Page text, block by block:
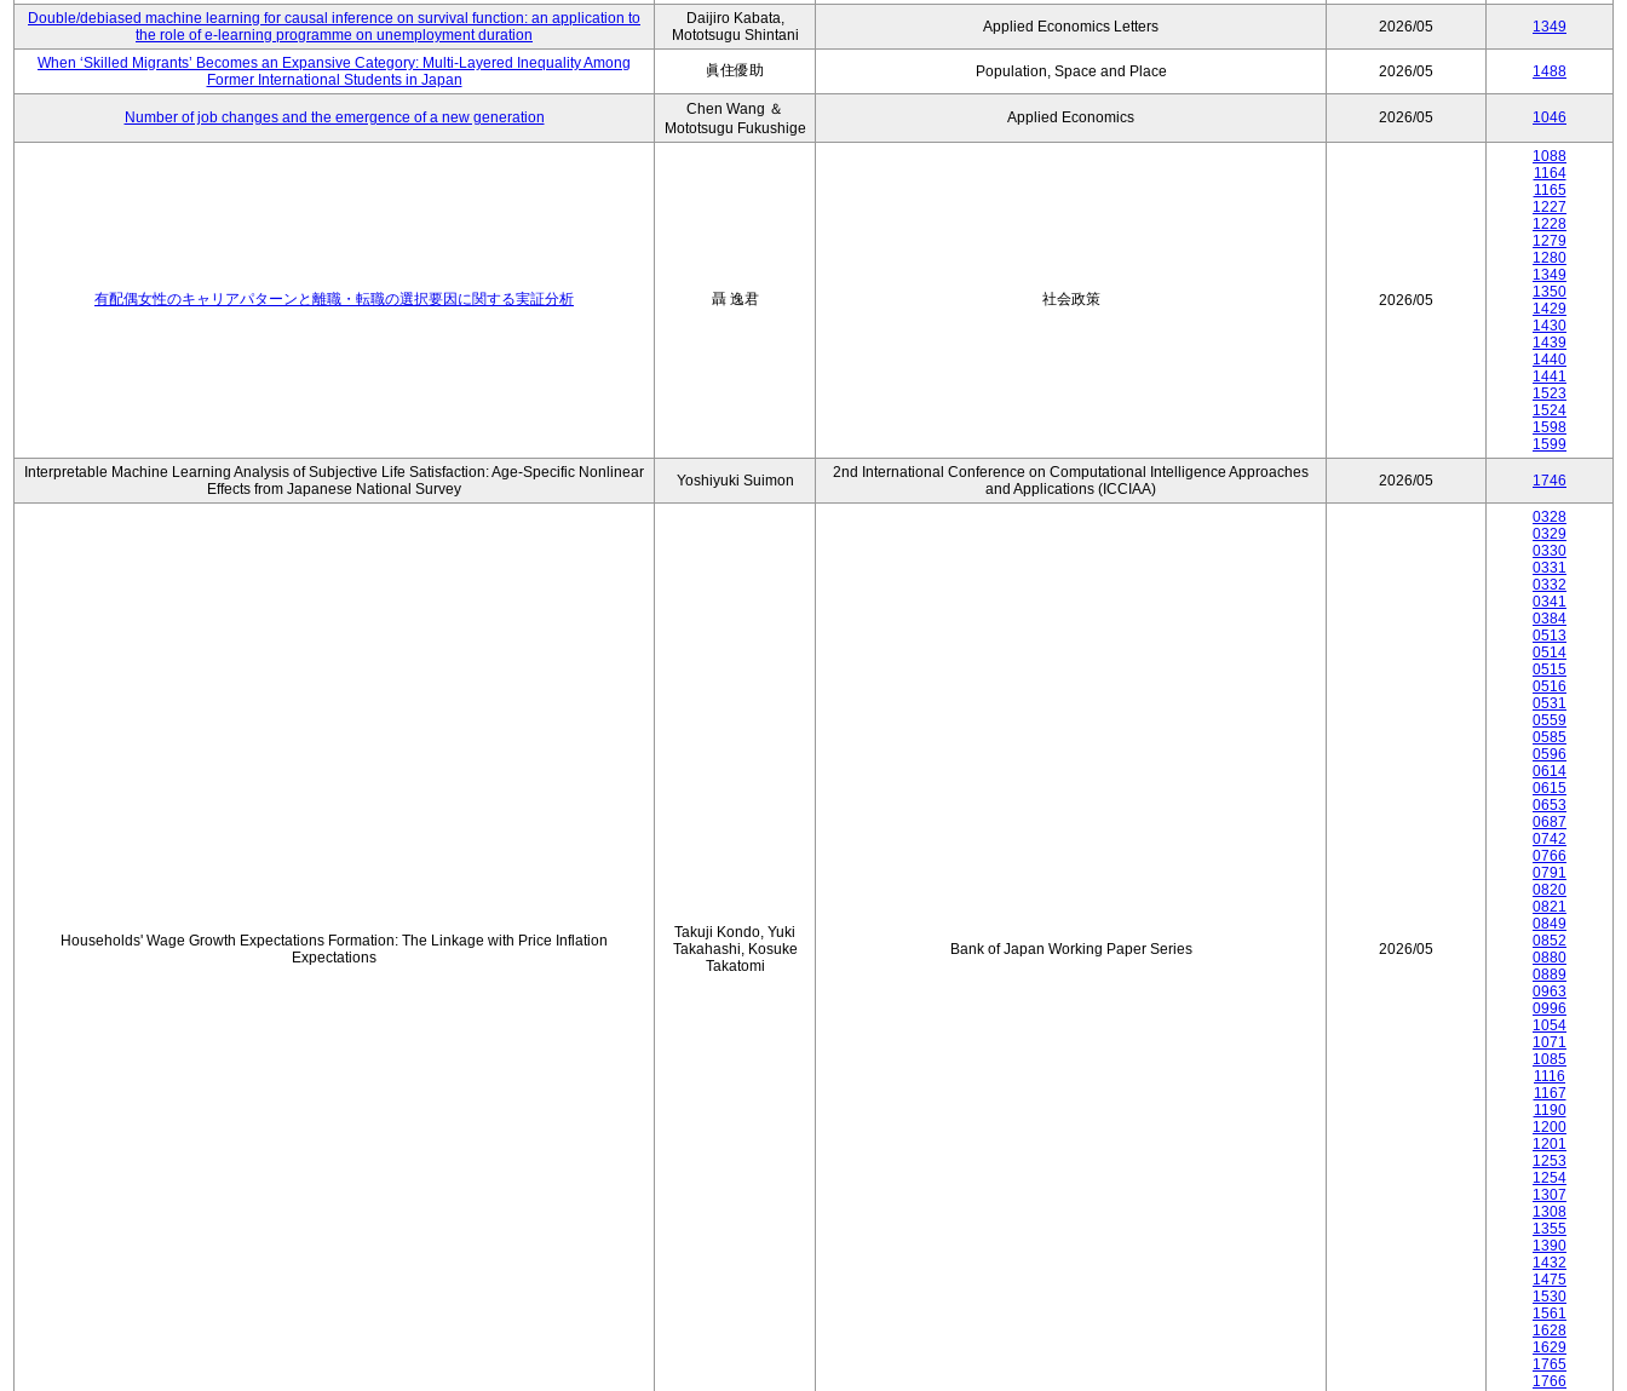
Double/debiased machine learning for causal inference on survival function: an application to
the role of e-learning programme on unemployment duration
Daijiro Kabata,
Mototsugu Shintani
Applied Economics Letters 2026/05 1349
When ‘Skilled Migrants’ Becomes an Expansive Category: Multi-Layered Inequality Among
Former International Students in Japan
眞住優助 Population, Space and Place 2026/05 1488
Number of job changes and the emergence of a new generation
Chen Wang ＆
Mototsugu Fukushige
Applied Economics 2026/05 1046
有配偶女性のキャリアパターンと離職・転職の選択要因に関する実証分析 聶 逸君 社会政策 2026/05
1088
1164
1165
1227
1228
1279
1280
1349
1350
1429
1430
1439
1440
1441
1523
1524
1598
1599
Interpretable Machine Learning Analysis of Subjective Life Satisfaction: Age-Specific Nonlinear
Effects from Japanese National Survey
Yoshiyuki Suimon
2nd International Conference on Computational Intelligence Approaches
and Applications (ICCIAA)
2026/05 1746
Households' Wage Growth Expectations Formation: The Linkage with Price Inflation
Expectations
Takuji Kondo, Yuki
Takahashi, Kosuke
Takatomi
Bank of Japan Working Paper Series 2026/05
0328
0329
0330
0331
0332
0341
0384
0513
0514
0515
0516
0531
0559
0585
0596
0614
0615
0653
0687
0742
0766
0791
0820
0821
0849
0852
0880
0889
0963
0996
1054
1071
1085
1116
1167
1190
1200
1201
1253
1254
1307
1308
1355
1390
1432
1475
1530
1561
1628
1629
1765
1766